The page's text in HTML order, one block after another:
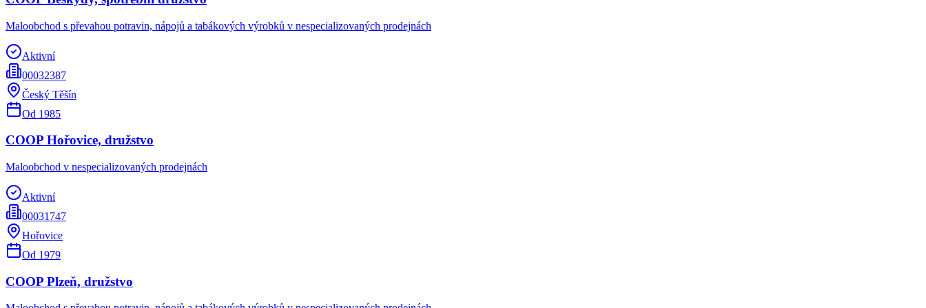
Maloobchod s převahou potravin, nápojů a tabákových výrobků v nespecializovaných prodejnách
Aktivní
00032387
Český Těšín
Od 1985
COOP Hořovice, družstvo
Maloobchod v nespecializovaných prodejnách
Aktivní
00031747
Hořovice
Od 1979
COOP Plzeň, družstvo